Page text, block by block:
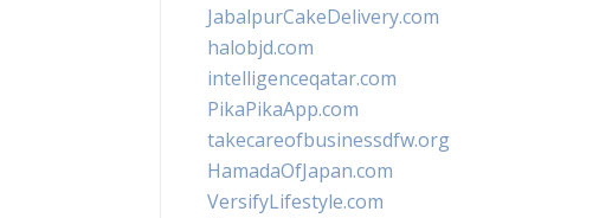
JabalpurCakeDelivery.com
halobjd.com
intelligenceqatar.com
PikaPikaApp.com
takecareofbusinessdfw.org
HamadaOfJapan.com
VersifyLifestyle.com